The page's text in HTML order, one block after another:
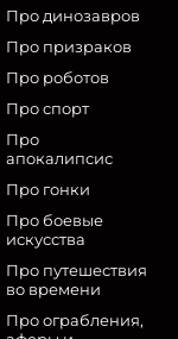
Про динозавров
Про призраков
Про роботов
Про спорт
Про
апокалипсис
Про гонки
Про боевые
искусства
Про путешествия
во времени
Про ограбления,